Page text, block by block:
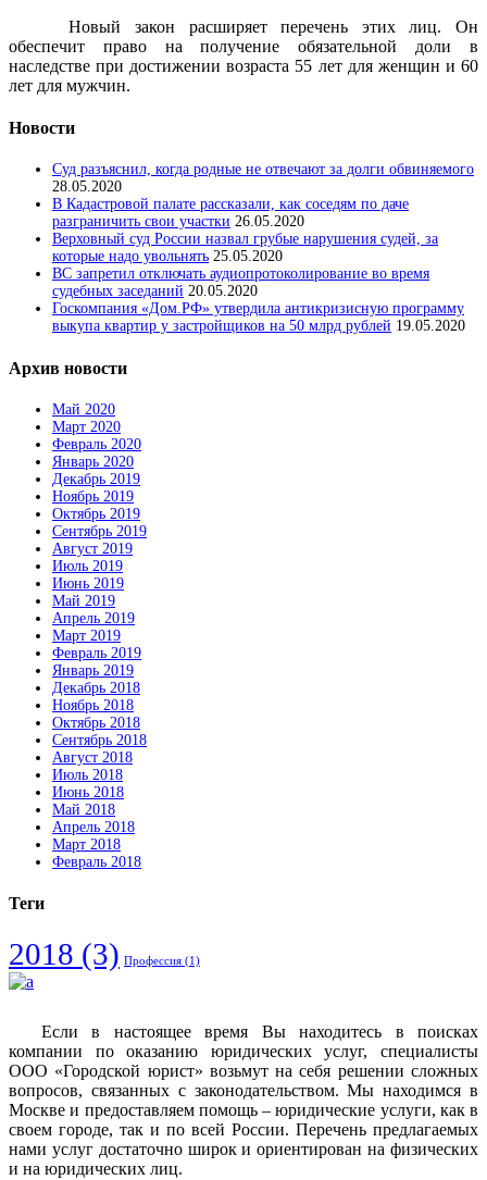
Новый закон расширяет перечень этих лиц. Он
обеспечит право на получение обязательной доли в
наследстве при достижении возраста 55 лет для женщин и 60
лет для мужчин.
Новости
Суд разъяснил, когда родные не отвечают за долги обвиняемого
28.05.2020
В Кадастровой палате рассказали, как соседям по даче
разграничить свои участки 26.05.2020
Верховный суд России назвал грубые нарушения судей, за
которые надо увольнять 25.05.2020
ВС запретил отключать аудиопротоколирование во время
судебных заседаний 20.05.2020
Госкомпания «Дом.РФ» утвердила антикризисную программу
выкупа квартир у застройщиков на 50 млрд рублей 19.05.2020
Архив новости
Май 2020
Март 2020
Февраль 2020
Январь 2020
Декабрь 2019
Ноябрь 2019
Октябрь 2019
Сентябрь 2019
Август 2019
Июль 2019
Июнь 2019
Май 2019
Апрель 2019
Март 2019
Февраль 2019
Январь 2019
Декабрь 2018
Ноябрь 2018
Октябрь 2018
Сентябрь 2018
Август 2018
Июль 2018
Июнь 2018
Май 2018
Апрель 2018
Март 2018
Февраль 2018
Теги
2018 (3) Профессия (1)
Если в настоящее время Вы находитесь в поисках
компании по оказанию юридических услуг, специалисты
ООО «Городской юрист» возьмут на себя решении сложных
вопросов, связанных с законодательством. Мы находимся в
Москве и предоставляем помощь – юридические услуги, как в
своем городе, так и по всей России. Перечень предлагаемых
нами услуг достаточно широк и ориентирован на физических
и на юридических лиц.